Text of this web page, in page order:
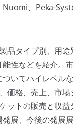
、Peka-
品タイプ別、用途
性などを紹介。
いてハイレベルな
格、売上、市場
ットの販売と収
展、今後の発展